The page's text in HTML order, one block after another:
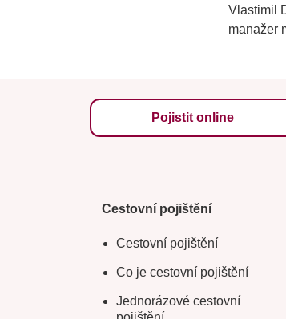
Vlastimil
manažer
Pojistit online
Cestovní pojištění
Cestovní pojištění
Co je cestovní pojištění
Jednorázové cestovní